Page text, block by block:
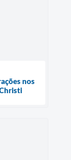
nos